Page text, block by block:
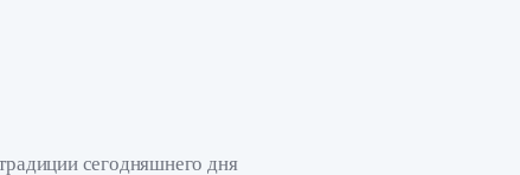
сегодняшнего дня